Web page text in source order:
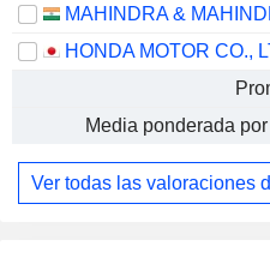
HONDA MOTOR CO.,
Media ponderada
Ver todas las valoraciones